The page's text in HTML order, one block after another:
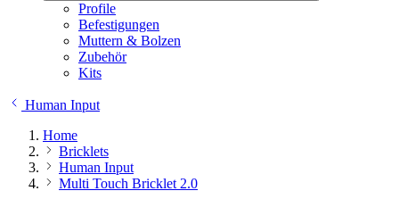
Profile
Befestigungen
Muttern & Bolzen
Zubehör
Kits
Human Input
Home
Bricklets
Human Input
Multi Touch Bricklet 2.0